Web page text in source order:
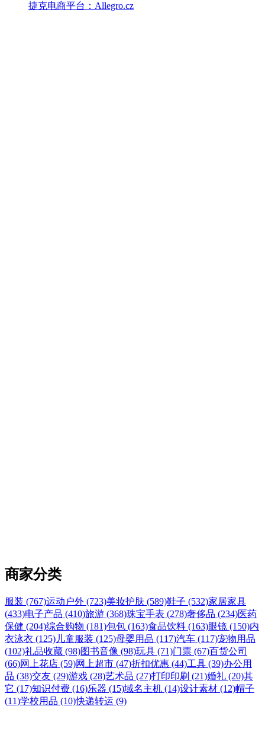
捷克电商平台：Allegro.cz
商家分类
服装 (767)运动户外 (723)美妆护肤 (589)鞋子 (532)家居家具
(433)电子产品 (410)旅游 (368)珠宝手表 (278)奢侈品 (234)医药
保健 (204)综合购物 (181)包包 (163)食品饮料 (163)眼镜 (150)内
衣泳衣 (125) 儿童服装 (125)母婴用品 (117)汽车 (117)宠物用品
(102)礼品收藏 (98)图书音像 (98)玩具 (71)门票 (67)百货公司
(66)网上花店 (59)网上超市 (47)折扣优惠 (44)工具 (39)办公用
品 (38)交友 (29)游戏 (28)艺术品 (27)打印印刷 (21)婚礼 (20)其
它 (17)知识付费 (16)乐器 (15)域名主机 (14)设计素材 (12)帽子
(11)学校用品 (10)快递转运 (9)